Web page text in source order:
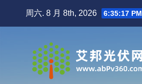
周六. 8 月 8th, 2026 6:35:18 PM